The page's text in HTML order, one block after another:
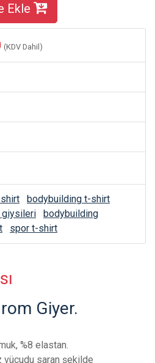
Ekle
(KDV Dahil)
bodybuilding t-shirt
giysileri
bodybuilding
spor t-shirt
Giyer.
%8 elastan.
saran şekilde